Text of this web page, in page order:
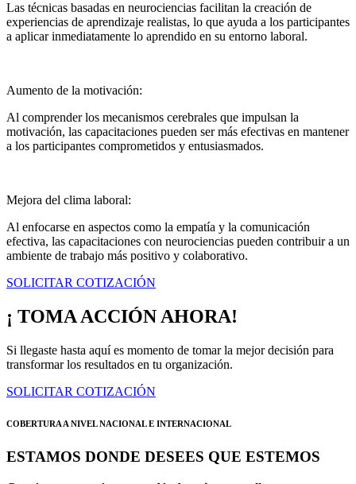
Las técnicas basadas en neurociencias facilitan la creación de
experiencias de aprendizaje realistas, lo que ayuda a los participantes
a aplicar inmediatamente lo aprendido en su entorno laboral.
Aumento de la motivación:
Al comprender los mecanismos cerebrales que impulsan la
motivación, las capacitaciones pueden ser más efectivas en mantener
a los participantes comprometidos y entusiasmados.
Mejora del clima laboral:
Al enfocarse en aspectos como la empatía y la comunicación
efectiva, las capacitaciones con neurociencias pueden contribuir a un
ambiente de trabajo más positivo y colaborativo.
SOLICITAR COTIZACIÓN
¡ TOMA ACCIÓN AHORA!
Si llegaste hasta aquí es momento de tomar la mejor decisión para
transformar los resultados en tu organización.
SOLICITAR COTIZACIÓN
COBERTURA A NIVEL NACIONAL E INTERNACIONAL
ESTAMOS DONDE DESEES QUE ESTEMOS